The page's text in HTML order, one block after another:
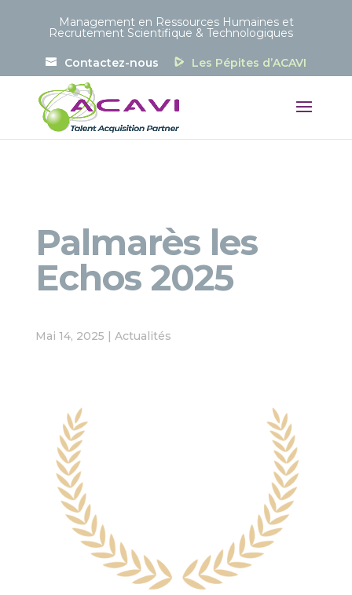
Management en Ressources Humaines et
Recrutement Scientifique & Technologiques
Contactez-nous Les Pépites d’ACAVI
Palmarès les
Echos 2025
Mai 14, 2025 | Actualités